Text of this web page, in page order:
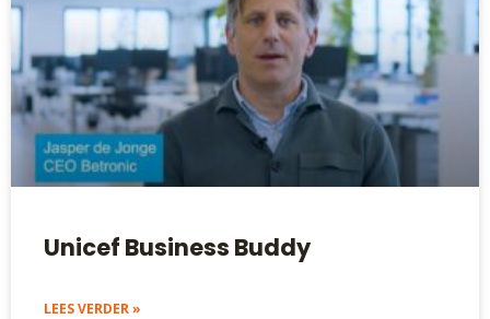
Unicef Business Buddy
LEES VERDER »